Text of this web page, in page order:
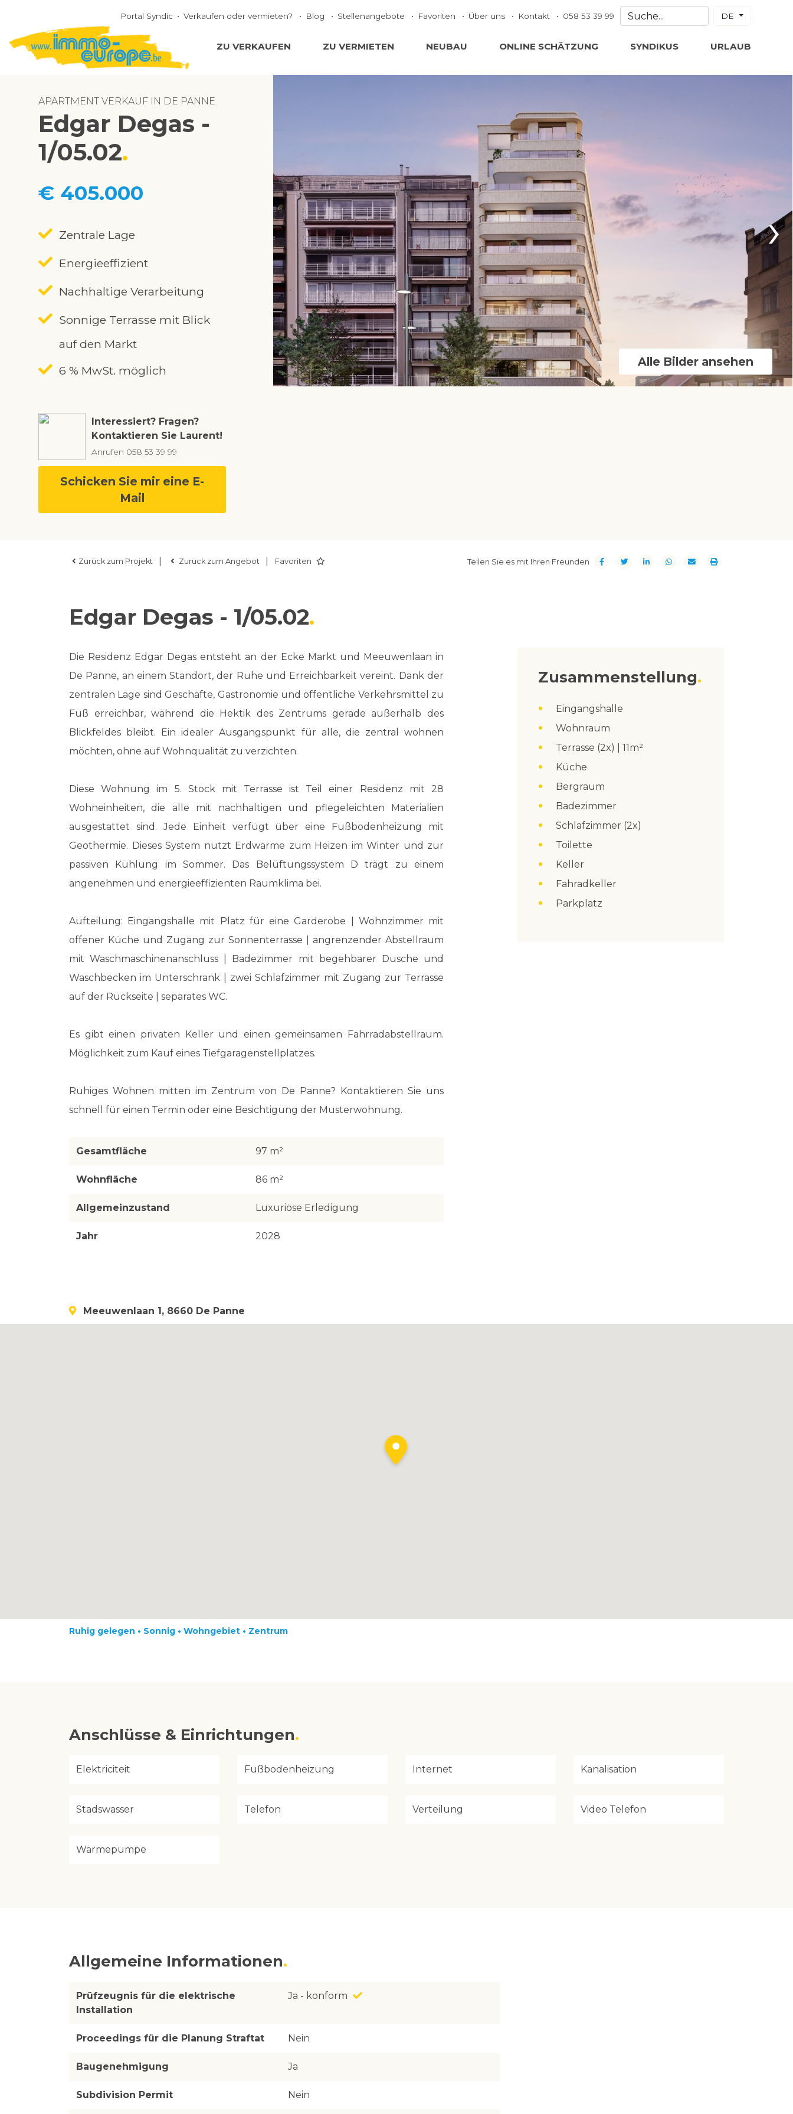
Portal Syndic Verkaufen oder vermieten? Blog Stellenangebote Favoriten Über uns Kontakt 058 53 39 99 DE
ZU VERKAUFEN ZU VERMIETEN NEUBAU ONLINE SCHÄTZUNG SYNDIKUS URLAUB
›
Alle Bilder ansehen
APARTMENT VERKAUF IN DE PANNE
Edgar Degas -
1/05.02
€ 405.000
Zentrale Lage
Energieeffizient
Nachhaltige Verarbeitung
Sonnige Terrasse mit Blick
auf den Markt
6 % MwSt. möglich
Interessiert? Fragen?
Kontaktieren Sie Laurent!
Anrufen 058 53 39 99
Schicken Sie mir eine E-
Mail
Zurück zum Projekt Zurück zum Angebot Favoriten Teilen Sie es mit Ihren Freunden
Edgar Degas - 1/05.02
Die Residenz Edgar Degas entsteht an der Ecke Markt und Meeuwenlaan in
De Panne, an einem Standort, der Ruhe und Erreichbarkeit vereint. Dank der
zentralen Lage sind Geschäfte, Gastronomie und öffentliche Verkehrsmittel zu
Fuß erreichbar, während die Hektik des Zentrums gerade außerhalb des
Blickfeldes bleibt. Ein idealer Ausgangspunkt für alle, die zentral wohnen
möchten, ohne auf Wohnqualität zu verzichten.
Diese Wohnung im 5. Stock mit Terrasse ist Teil einer Residenz mit 28
Wohneinheiten, die alle mit nachhaltigen und pflegeleichten Materialien
ausgestattet sind. Jede Einheit verfügt über eine Fußbodenheizung mit
Geothermie. Dieses System nutzt Erdwärme zum Heizen im Winter und zur
passiven Kühlung im Sommer. Das Belüftungssystem D trägt zu einem
angenehmen und energieeffizienten Raumklima bei.
Aufteilung: Eingangshalle mit Platz für eine Garderobe | Wohnzimmer mit
offener Küche und Zugang zur Sonnenterrasse | angrenzender Abstellraum
mit Waschmaschinenanschluss | Badezimmer mit begehbarer Dusche und
Waschbecken im Unterschrank | zwei Schlafzimmer mit Zugang zur Terrasse
auf der Rückseite | separates WC.
Es gibt einen privaten Keller und einen gemeinsamen Fahrradabstellraum.
Möglichkeit zum Kauf eines Tiefgaragenstellplatzes.
Ruhiges Wohnen mitten im Zentrum von De Panne? Kontaktieren Sie uns
schnell für einen Termin oder eine Besichtigung der Musterwohnung.
Gesamtfläche 97 m²
Wohnfläche 86 m²
Allgemeinzustand Luxuriöse Erledigung
Jahr 2028
Zusammenstellung
Eingangshalle
Wohnraum
Terrasse (2x) | 11m²
Küche
Bergraum
Badezimmer
Schlafzimmer (2x)
Toilette
Keller
Fahradkeller
Parkplatz
Meeuwenlaan 1, 8660 De Panne
Ruhig gelegen • Sonnig • Wohngebiet • Zentrum
Anschlüsse & Einrichtungen
Elektriciteit Fußbodenheizung Internet Kanalisation
Stadswasser Telefon Verteilung Video Telefon
Wärmepumpe
Allgemeine Informationen
Prüfzeugnis für die elektrische
Installation
Ja - konform
Proceedings für die Planung Straftat Nein
Baugenehmigung Ja
Subdivision Permit Nein